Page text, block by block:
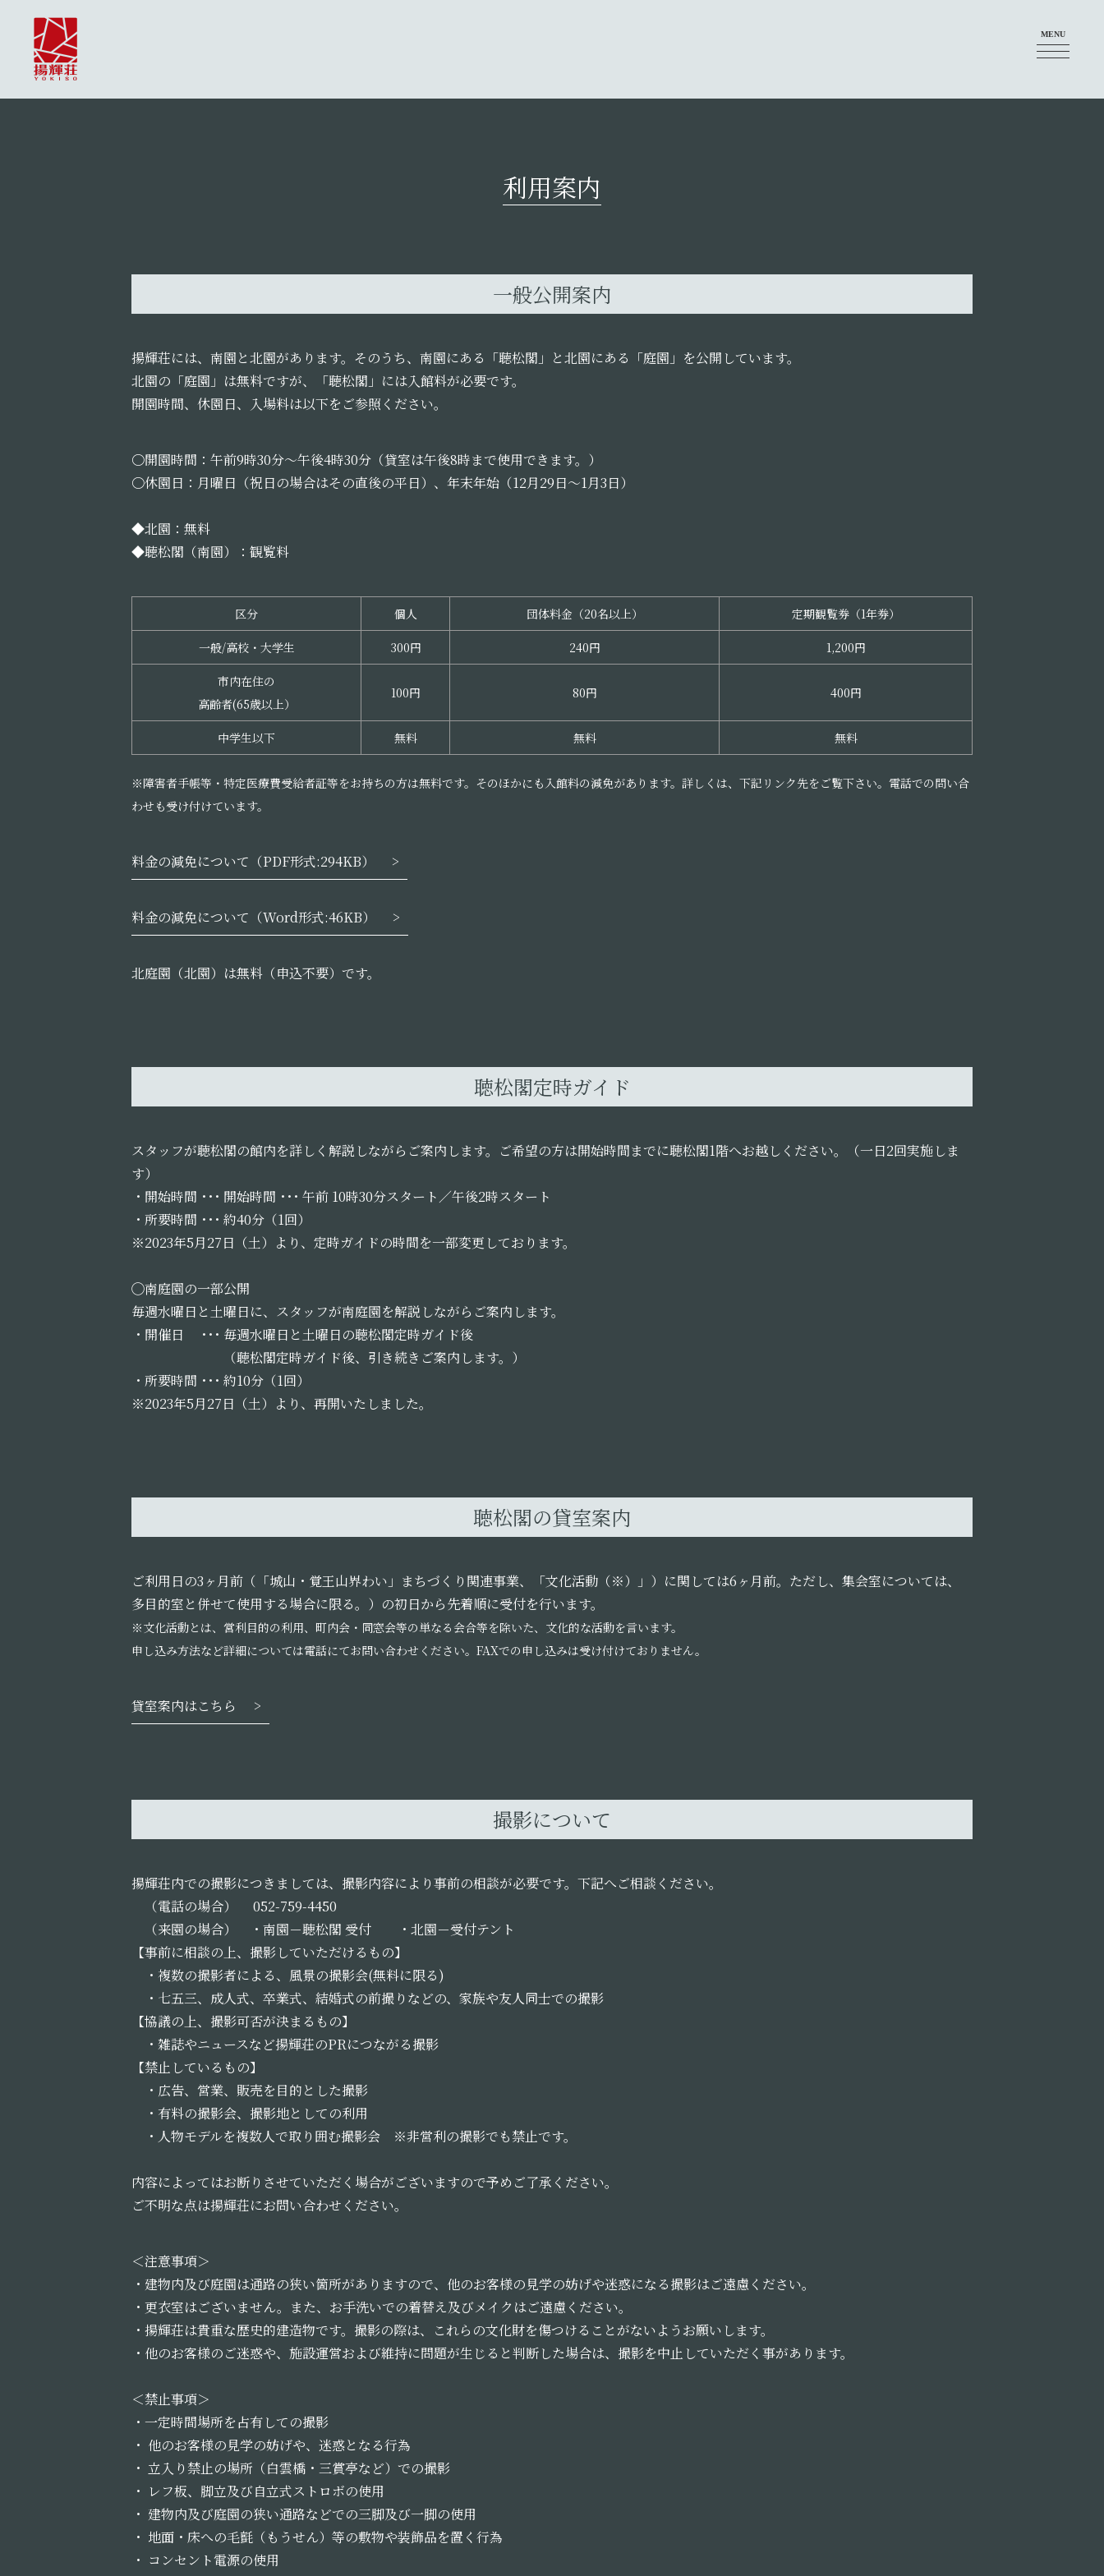
MENU
利用案内
一般公開案内
揚輝荘には、南園と北園があります。そのうち、南園にある「聴松閣」と北園にある「庭園」を公開しています。
北園の「庭園」は無料ですが、「聴松閣」には入館料が必要です。
開園時間、休園日、入場料は以下をご参照ください。
〇開園時間：午前9時30分～午後4時30分（貸室は午後8時まで使用できます。）
〇休園日：月曜日（祝日の場合はその直後の平日）、年末年始（12月29日～1月3日）
◆北園：無料
◆聴松閣（南園）：観覧料
区分 個人 団体料金（20名以上） 定期観覧券（1年券）
一般/高校・大学生 300円 240円 1,200円
市内在住の
高齢者(65歳以上）
100円 80円 400円
中学生以下 無料 無料 無料
※障害者手帳等・特定医療費受給者証等をお持ちの方は無料です。そのほかにも入館料の減免があります。詳しくは、下記リンク先をご覧下さい。電話での問い合
わせも受け付けています。
料金の減免について（PDF形式:294KB）
料金の減免について（Word形式:46KB）
北庭園（北園）は無料（申込不要）です。
聴松閣定時ガイド
スタッフが聴松閣の館内を詳しく解説しながらご案内します。ご希望の方は開始時間までに聴松閣1階へお越しください。（一日2回実施しま
す）
・開始時間 ･･･ 開始時間 ･･･ 午前 10時30分スタート／午後2時スタート
・所要時間 ･･･ 約40分（1回）
※2023年5月27日（土）より、定時ガイドの時間を一部変更しております。
◯南庭園の一部公開
毎週水曜日と土曜日に、スタッフが南庭園を解説しながらご案内します。
・開催日 ･･･ 毎週水曜日と土曜日の聴松閣定時ガイド後
（聴松閣定時ガイド後、引き続きご案内します。）
・所要時間 ･･･ 約10分（1回）
※2023年5月27日（土）より、再開いたしました。
聴松閣の貸室案内
ご利用日の3ヶ月前（「城山・覚王山界わい」まちづくり関連事業、「文化活動（※）」）に関しては6ヶ月前。ただし、集会室については、
多目的室と併せて使用する場合に限る。）の初日から先着順に受付を行います。
※文化活動とは、営利目的の利用、町内会・同窓会等の単なる会合等を除いた、文化的な活動を言います。
申し込み方法など詳細については電話にてお問い合わせください。FAXでの申し込みは受け付けておりません。
貸室案内はこちら
撮影について
揚輝荘内での撮影につきましては、撮影内容により事前の相談が必要です。下記へご相談ください。
（電話の場合） 052-759-4450
（来園の場合） ・南園－聴松閣 受付 ・北園－受付テント
【事前に相談の上、撮影していただけるもの】
・複数の撮影者による、風景の撮影会(無料に限る)
・七五三、成人式、卒業式、結婚式の前撮りなどの、家族や友人同士での撮影
【協議の上、撮影可否が決まるもの】
・雑誌やニュースなど揚輝荘のPRにつながる撮影
【禁止しているもの】
・広告、営業、販売を目的とした撮影
・有料の撮影会、撮影地としての利用
・人物モデルを複数人で取り囲む撮影会 ※非営利の撮影でも禁止です。
内容によってはお断りさせていただく場合がございますので予めご了承ください。
ご不明な点は揚輝荘にお問い合わせください。
＜注意事項＞
・建物内及び庭園は通路の狭い箇所がありますので、他のお客様の見学の妨げや迷惑になる撮影はご遠慮ください。
・更衣室はございません。また、お手洗いでの着替え及びメイクはご遠慮ください。
・揚輝荘は貴重な歴史的建造物です。撮影の際は、これらの文化財を傷つけることがないようお願いします。
・他のお客様のご迷惑や、施設運営および維持に問題が生じると判断した場合は、撮影を中止していただく事があります。
＜禁止事項＞
・一定時間場所を占有しての撮影
・ 他のお客様の見学の妨げや、迷惑となる行為
・ 立入り禁止の場所（白雲橋・三賞亭など）での撮影
・ レフ板、脚立及び自立式ストロボの使用
・ 建物内及び庭園の狭い通路などでの三脚及び一脚の使用
・ 地面・床への毛氈（もうせん）等の敷物や装飾品を置く行為
・ コンセント電源の使用